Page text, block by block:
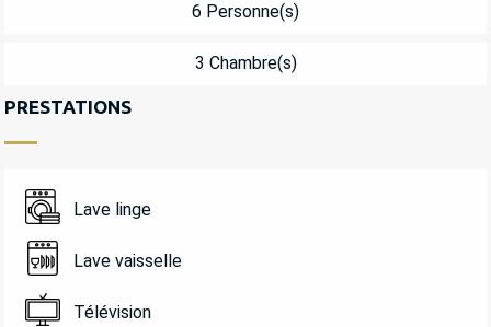
6 Personne(s)
3 Chambre(s)
PRESTATIONS
Lave linge
Lave vaisselle
Télévision